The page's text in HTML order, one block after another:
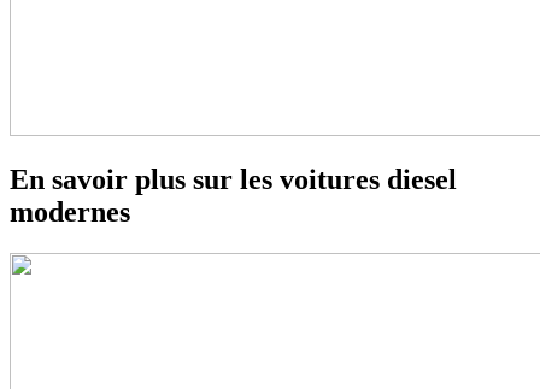
En savoir plus sur les voitures diesel
modernes